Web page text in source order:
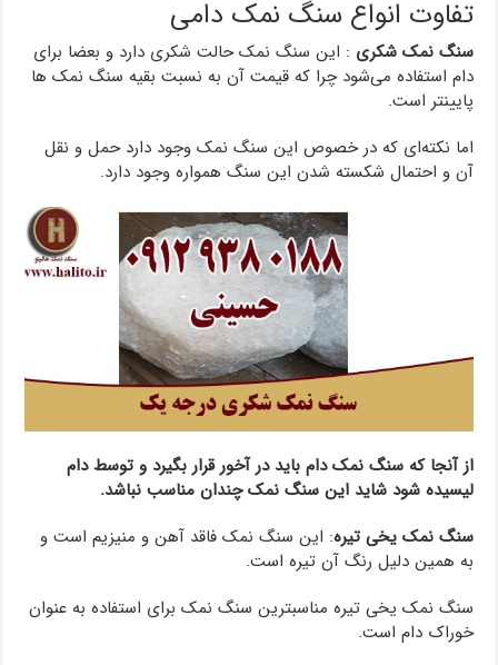
تفاوت انواع سنگ نمک دامی
سنگ نمک شکری : این سنگ نمک حالت شکری دارد و بعضا برای
دام استفاده می‌شود چرا که قیمت آن به نسبت بقیه سنگ نمک ها
پایینتر است.
اما نکته‌ای که در خصوص این سنگ نمک وجود دارد حمل و نقل
آن و احتمال شکسته شدن این سنگ همواره وجود دارد.
از آنجا که سنگ نمک دام باید در آخور قرار بگیرد و توسط دام
لیسیده شود شاید این سنگ نمک چندان مناسب نباشد.
سنگ نمک یخی تیره: این سنگ نمک فاقد آهن و منیزیم است و
به همین دلیل رنگ آن تیره است.
سنگ نمک یخی تیره مناسبترین سنگ نمک برای استفاده به عنوان
خوراک دام است.